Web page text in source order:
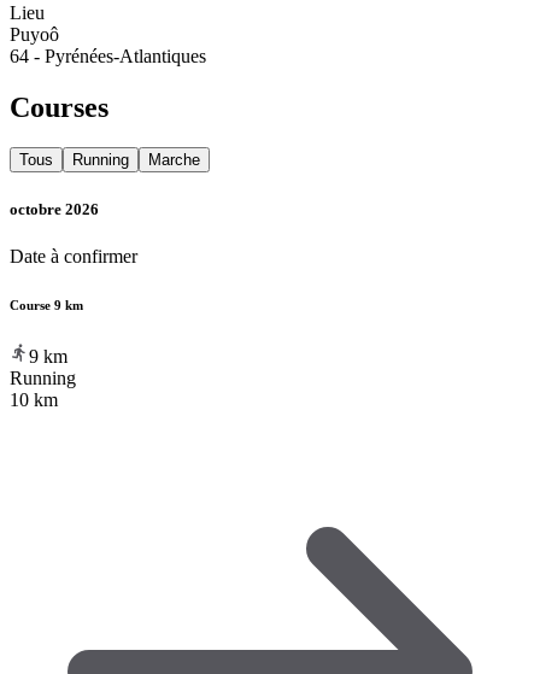
Lieu
Puyoô
64 - Pyrénées-Atlantiques
Courses
Tous Running Marche
octobre 2026
Date à confirmer
Course 9 km
9 km
Running
10 km